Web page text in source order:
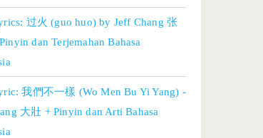
过火 (guo huo) by Jeff Chang 张
dan Terjemahan Bahasa
我們不一樣 (Wo Men Bu Yi Yang) -
大壯 + Pinyin dan Arti Bahasa